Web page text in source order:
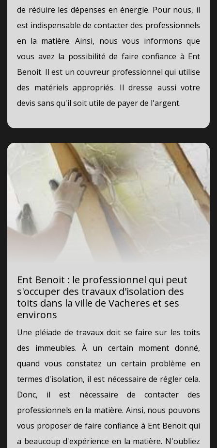
de réduire les dépenses en énergie. Pour nous, il
est indispensable de contacter des professionnels
en la matière. Ainsi, nous vous informons que
vous avez la possibilité de faire confiance à Ent
Benoit. Il est un couvreur professionnel qui utilise
des matériels appropriés. Il dresse aussi votre
devis sans qu'il soit utile de payer de l'argent.
Ent Benoit : le professionnel qui peut
s'occuper des travaux d'isolation des
toits dans la ville de Vacheres et ses
environs
Une pléiade de travaux doit se faire sur les toits
des immeubles. À un certain moment donné,
quand vous constatez un certain problème en
termes d'isolation, il est nécessaire de régler cela.
Donc, il est nécessaire de contacter des
professionnels en la matière. Ainsi, nous pouvons
vous proposer de faire confiance à Ent Benoit qui
a beaucoup d'expérience en la matière. N'oubliez